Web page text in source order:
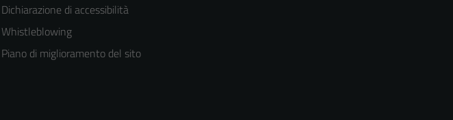
Dichiarazione di accessibilità
Whistleblowing
Piano di miglioramento del sito
Tecnici